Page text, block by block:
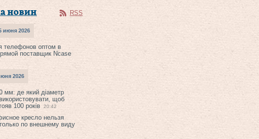
новин RSS
июня 2026
телефонов оптом в
поставщик Ncase
2026
мм: де який діаметр
щоб
100 років
20:42
кресло нельзя
по внешнему виду